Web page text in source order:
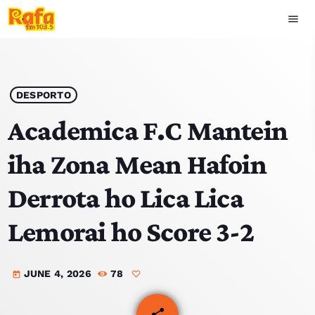
menu
play_arrow OUVIR RAFA
HOME
NOTISIA
EKIPA
TOP 15
DESPORTO
Academica F.C Mantein
iha Zona Mean Hafoin
Derrota ho Lica Lica
Lemorai ho Score 3-2
today JUNE 4, 2026 78